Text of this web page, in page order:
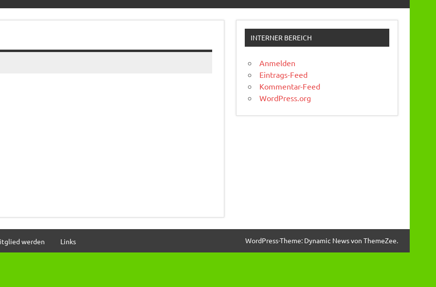
INTERNER BEREICH
Anmelden
Eintrags-Feed
Kommentar-Feed
WordPress.org
werden Links WordPress-Theme: Dynamic News von ThemeZee.